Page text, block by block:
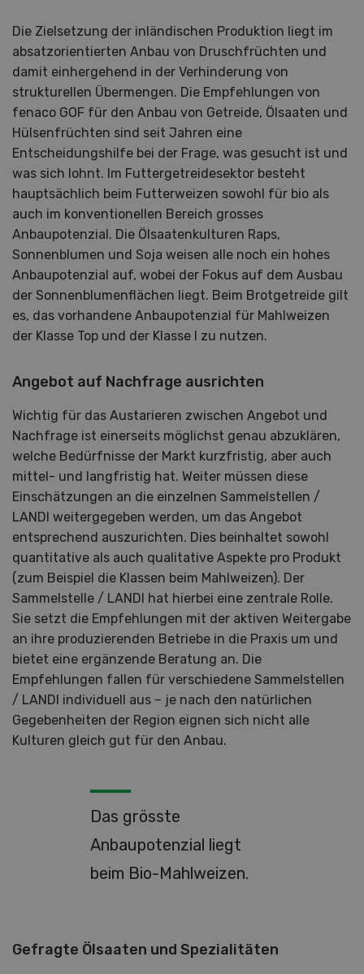
Die Zielsetzung der inländischen Produktion liegt im
absatzorientierten Anbau von Druschfrüchten und
damit einhergehend in der Verhinderung von
strukturellen Übermengen. Die Empfehlungen von
fenaco GOF für den Anbau von Getreide, Ölsaaten und
Hülsenfrüchten sind seit Jahren eine
Entscheidungshilfe bei der Frage, was gesucht ist und
was sich lohnt. Im Futtergetreidesektor besteht
hauptsächlich beim Futterweizen sowohl für bio als
auch im konventionellen Bereich grosses
Anbaupotenzial. Die Ölsaatenkulturen Raps,
Sonnenblumen und Soja weisen alle noch ein hohes
Anbaupotenzial auf, wobei der Fokus auf dem Ausbau
der Sonnenblumenflächen liegt. Beim Brotgetreide gilt
es, das vorhandene Anbaupotenzial für Mahlweizen
der Klasse Top und der Klasse l zu nutzen.
Angebot auf Nachfrage ausrichten
Wichtig für das Austarieren zwischen Angebot und
Nachfrage ist einerseits möglichst genau abzuklären,
welche Bedürfnisse der Markt kurzfristig, aber auch
mittel- und langfristig hat. Weiter müssen diese
Einschätzungen an die einzelnen Sammelstellen /
LANDI weitergegeben werden, um das Angebot
entsprechend auszurichten. Dies beinhaltet sowohl
quantitative als auch qualitative Aspekte pro Produkt
(zum Beispiel die Klassen beim Mahlweizen). Der
Sammelstelle / LANDI hat hierbei eine zentrale Rolle.
Sie setzt die Empfehlungen mit der aktiven Weitergabe
an ihre produzierenden Betriebe in die Praxis um und
bietet eine ergänzende Beratung an. Die
Empfehlungen fallen für verschiedene Sammelstellen
/ LANDI individuell aus – je nach den natürlichen
Gegebenheiten der Region eignen sich nicht alle
Kulturen gleich gut für den Anbau.
Das grösste
Anbaupotenzial liegt
beim Bio-Mahlweizen.
Gefragte Ölsaaten und Spezialitäten